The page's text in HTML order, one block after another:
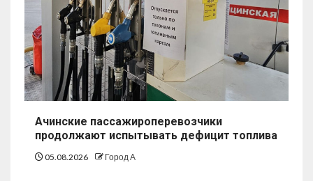
Ачинские пассажироперевозчики
продолжают испытывать дефицит топлива
05.08.2026 Город А